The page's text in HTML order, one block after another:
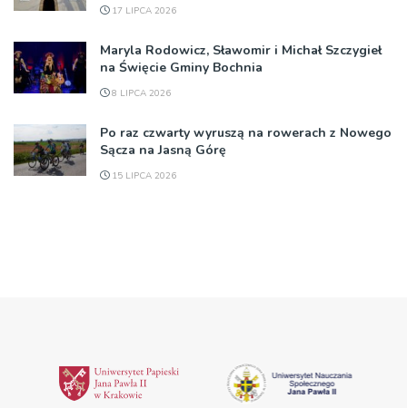
17 LIPCA 2026
Maryla Rodowicz, Sławomir i Michał Szczygieł
na Święcie Gminy Bochnia
8 LIPCA 2026
Po raz czwarty wyruszą na rowerach z Nowego
Sącza na Jasną Górę
15 LIPCA 2026